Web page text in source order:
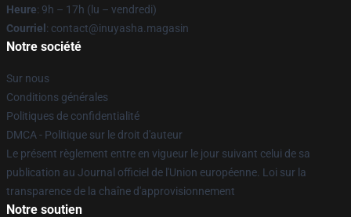
Heure: 9h – 17h (lu – vendredi)
Courriel : contact@inuyasha.magasin
Notre société
Sur nous
Conditions générales
Politiques de confidentialité
DMCA - Politique sur le droit d'auteur
Le présent règlement entre en vigueur le jour suivant celui de sa
publication au Journal officiel de l'Union européenne. Loi sur la
transparence de la chaîne d'approvisionnement
Notre soutien